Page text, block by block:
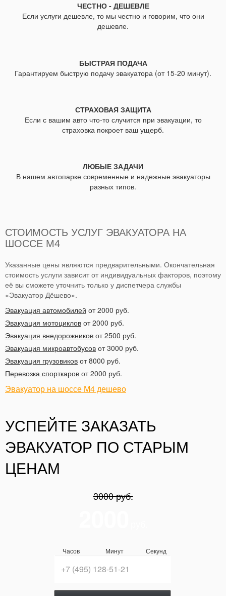
ЧЕСТНО - ДЕШЕВЛЕ
Если услуги дешевле, то мы честно и говорим, что они
дешевле.
БЫСТРАЯ ПОДАЧА
Гарантируем быструю подачу эвакуатора (от 15-20 минут).
СТРАХОВАЯ ЗАЩИТА
Если с вашим авто что-то случится при эвакуации, то
страховка покроет ваш ущерб.
ЛЮБЫЕ ЗАДАЧИ
В нашем автопарке современные и надежные эвакуаторы
разных типов.
СТОИМОСТЬ УСЛУГ ЭВАКУАТОРА НА
ШОССЕ М4
Указанные цены являются предварительными. Окончательная
стоимость услуги зависит от индивидуальных факторов, поэтому
её вы сможете уточнить только у диспетчера службы
«Эвакуатор Дёшево».
Эвакуация автомобилей от 2000 руб.
Эвакуация мотоциклов от 2000 руб.
Эвакуация внедорожников от 2500 руб.
Эвакуация микроавтобусов от 3000 руб.
Эвакуация грузовиков от 8000 руб.
Перевозка спорткаров от 2000 руб.
Эвакуатор на шоссе М4 дешево
УСПЕЙТЕ ЗАКАЗАТЬ
ЭВАКУАТОР ПО СТАРЫМ
ЦЕНАМ
3000 руб.
Часов Минут Секунд